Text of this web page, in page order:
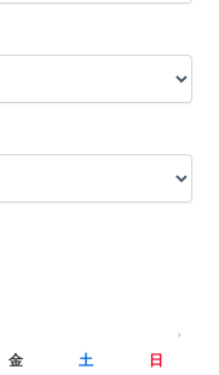
›
金 土 日